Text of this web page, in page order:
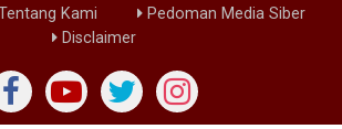
Tentang Kami
Pedoman Media Siber
Disclaimer